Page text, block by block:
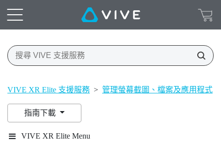
VIVE XR Elite 支援服務 > 管理螢幕截圖、檔案及應用程式
指南下載
VIVE XR Elite Menu